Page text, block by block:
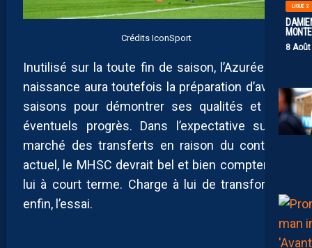
LIGUE 2
8
Crédits IconSport
Inutilisé sur la toute fin de saison, l’Azuréen de
naissance aura toutefois la préparation d’avant-
saisons pour démontrer ses qualités et ses
éventuels progrès. Dans l’expectative sur le
marché des transferts en raison du contexte
actuel, le MHSC devrait bel et bien compter sur
lui à court terme. Charge à lui de transformer,
enfin, l’essai.